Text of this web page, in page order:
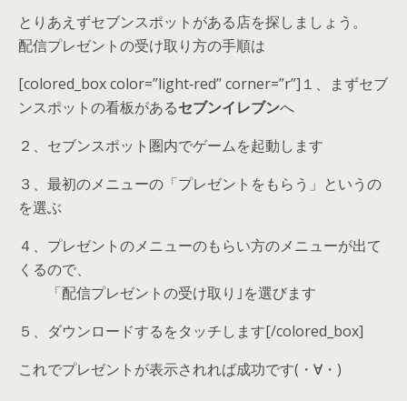
とりあえずセブンスポットがある店を探しましょう。
配信プレゼントの受け取り方の手順は
[colored_box color=”light‐red” corner=”r”]１、まずセブ
ンスポットの看板があるセブンイレブンへ
２、セブンスポット圏内でゲームを起動します
３、最初のメニューの「プレゼントをもらう」というの
を選ぶ
４、プレゼントのメニューのもらい方のメニューが出て
くるので、
「配信プレゼントの受け取り｣を選びます
５、ダウンロードするをタッチします[/colored_box]
これでプレゼントが表示されれば成功です(・∀・)